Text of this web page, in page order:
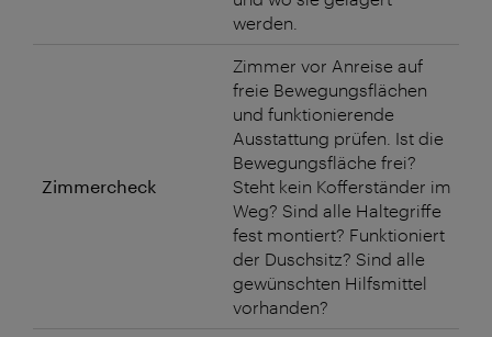
werden.
Zimmercheck
Zimmer vor Anreise auf
freie Bewegungsflächen
und funktionierende
Ausstattung prüfen. Ist die
Bewegungsfläche frei?
Steht kein Kofferständer im
Weg? Sind alle Haltegriffe
fest montiert? Funktioniert
der Duschsitz? Sind alle
gewünschten Hilfsmittel
vorhanden?